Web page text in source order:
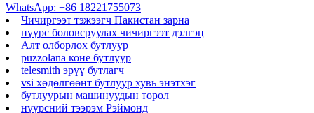
WhatsApp: +86 18221755073
Чичиргээт тэжээгч Пакистан зарна
нүүрс боловсруулах чичиргээт дэлгэц
Алт олборлох бутлуур
puzzolana коне бутлуур
telesmith эрүү бутлагч
vsi хөдөлгөөнт бутлуур хувь энэтхэг
бутлуурын машинуудын төрөл
нүүрсний тээрэм Рэймонд